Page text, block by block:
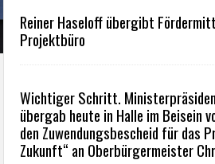
Reiner Haseloff übergibt
Projektbüro
Wichtiger Schritt.
übergab heute in Halle im Beisein
den Zuwendungsbescheid für das
Zukunft“ an Oberbürgermeister